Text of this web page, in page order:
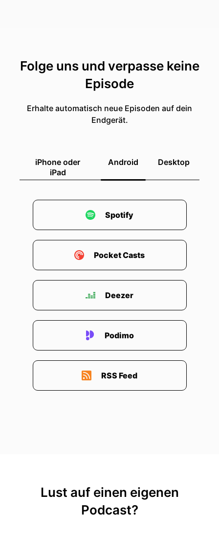
Folge uns und verpasse keine
Episode
Erhalte automatisch neue Episoden auf dein
Endgerät.
iPhone oder
iPad
Android Desktop
Spotify
Pocket Casts
Deezer
Podimo
RSS Feed
Lust auf einen eigenen
Podcast?